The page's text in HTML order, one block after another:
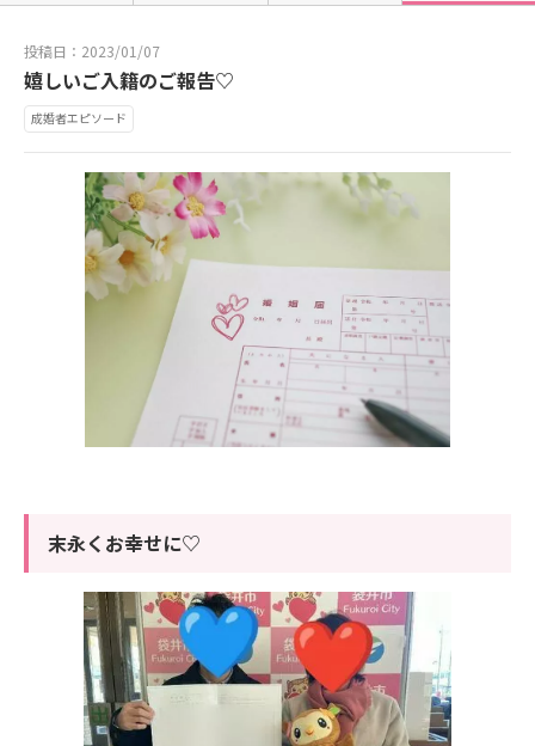
投稿日：2023/01/07
嬉しいご入籍のご報告♡
成婚者エピソード
末永くお幸せに♡